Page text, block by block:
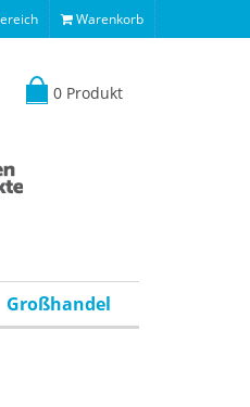
Warenkorb
0 Produkt
Großhandel